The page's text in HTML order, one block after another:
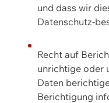
und dass wir
Datenschutz-
Recht auf
unrichtige oder
Daten
Berichtigung